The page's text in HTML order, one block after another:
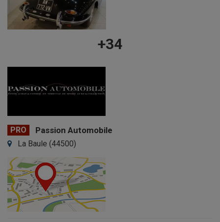
+34
PRO Passion Automobile
La Baule (44500)